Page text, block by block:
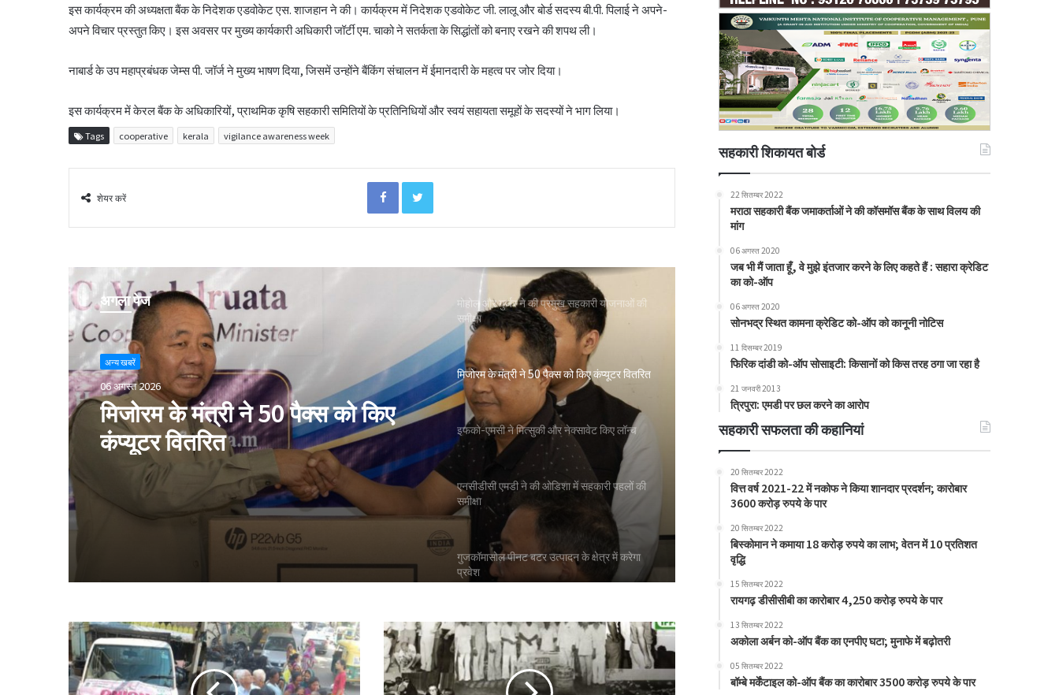
इस कार्यक्रम की अध्यक्षता बैंक के निदेशक एडवोकेट एस. शाजहान ने की। कार्यक्रम में निदेशक एडवोकेट जी. लालू और बोर्ड सदस्य बी.पी. पिलाई ने अपने-
अपने विचार प्रस्तुत किए। इस अवसर पर मुख्य कार्यकारी अधिकारी जॉर्टी एम. चाको ने सतर्कता के सिद्धांतों को बनाए रखने की शपथ ली।
नाबार्ड के उप महाप्रबंधक जेम्स पी. जॉर्ज ने मुख्य भाषण दिया, जिसमें उन्होंने बैंकिंग संचालन में ईमानदारी के महत्व पर जोर दिया।
इस कार्यक्रम में केरल बैंक के अधिकारियों, प्राथमिक कृषि सहकारी समितियों के प्रतिनिधियों और स्वयं सहायता समूहों के सदस्यों ने भाग लिया।
Tags cooperative kerala vigilance awareness week
शेयर करें
FacebookTwitter
अगला पेज
अन्य खबरें
06 अगस्त 2026
मिजोरम के मंत्री ने 50 पैक्स को किए
कंप्यूटर वितरित
पीएम-किसान योजना के विस्तार का संघानी ने किया
स्वागत
निर्वाचित
ओडिशा के 29.5 लाख किसानों को मिला नैनो उर्वरकों
मोहोल और गुर्जर ने की प्रमुख सहकारी योजनाओं की
समीक्षा
मिजोरम के मंत्री ने 50 पैक्स को किए कंप्यूटर वितरित
इफको-एमसी ने मित्सुकी और नेक्सावेट किए लॉन्च
एनसीडीसी एमडी ने की ओडिशा में सहकारी पहलों की
समीक्षा
गुजकॉमासोल पीनट बटर उत्पादन के क्षेत्र में करेगा
प्रवेश
बिहार के मुख्यमंत्री ने की सहकारी बैंकिंग कार्यों की
समीक्षा
सहकारी शिकायत बोर्ड
22 सितम्बर 2022
मराठा सहकारी बैंक जमाकर्ताओं ने की कॉसमॉस बैंक के साथ विलय की
मांग
06 अगस्त 2020
जब भी मैं जाता हूँ, वे मुझे इंतजार करने के लिए कहते हैं : सहारा क्रेडिट
का को-ऑप
06 अगस्त 2020
सोनभद्र स्थित कामना क्रेडिट को-ऑप को कानूनी नोटिस
11 दिसम्बर 2019
फिरिक दांडी को-ऑप सोसाइटी: किसानों को किस तरह ठगा जा रहा है
21 जनवरी 2013
त्रिपुरा: एमडी पर छल करने का आरोप
सहकारी सफलता की कहानियां
20 सितम्बर 2022
वित्त वर्ष 2021-22 में नकोफ ने किया शानदार प्रदर्शन; कारोबार
3600 करोड़ रुपये के पार
20 सितम्बर 2022
बिस्कोमान ने कमाया 18 करोड़ रुपये का लाभ; वेतन में 10 प्रतिशत
वृद्धि
15 सितम्बर 2022
रायगढ़ डीसीसीबी का कारोबार 4,250 करोड़ रुपये के पार
13 सितम्बर 2022
अकोला अर्बन को-ऑप बैंक का एनपीए घटा; मुनाफे में बढ़ोतरी
05 सितम्बर 2022
बॉम्बे मर्केंटाइल को-ऑप बैंक का कारोबार 3500 करोड़ रुपये के पार